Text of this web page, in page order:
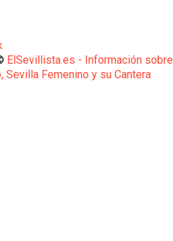
ElSevillista.es - Información sobre
Sevilla Femenino y su Cantera